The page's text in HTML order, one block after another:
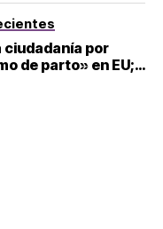
ciudadanía por
de parto» en EU;